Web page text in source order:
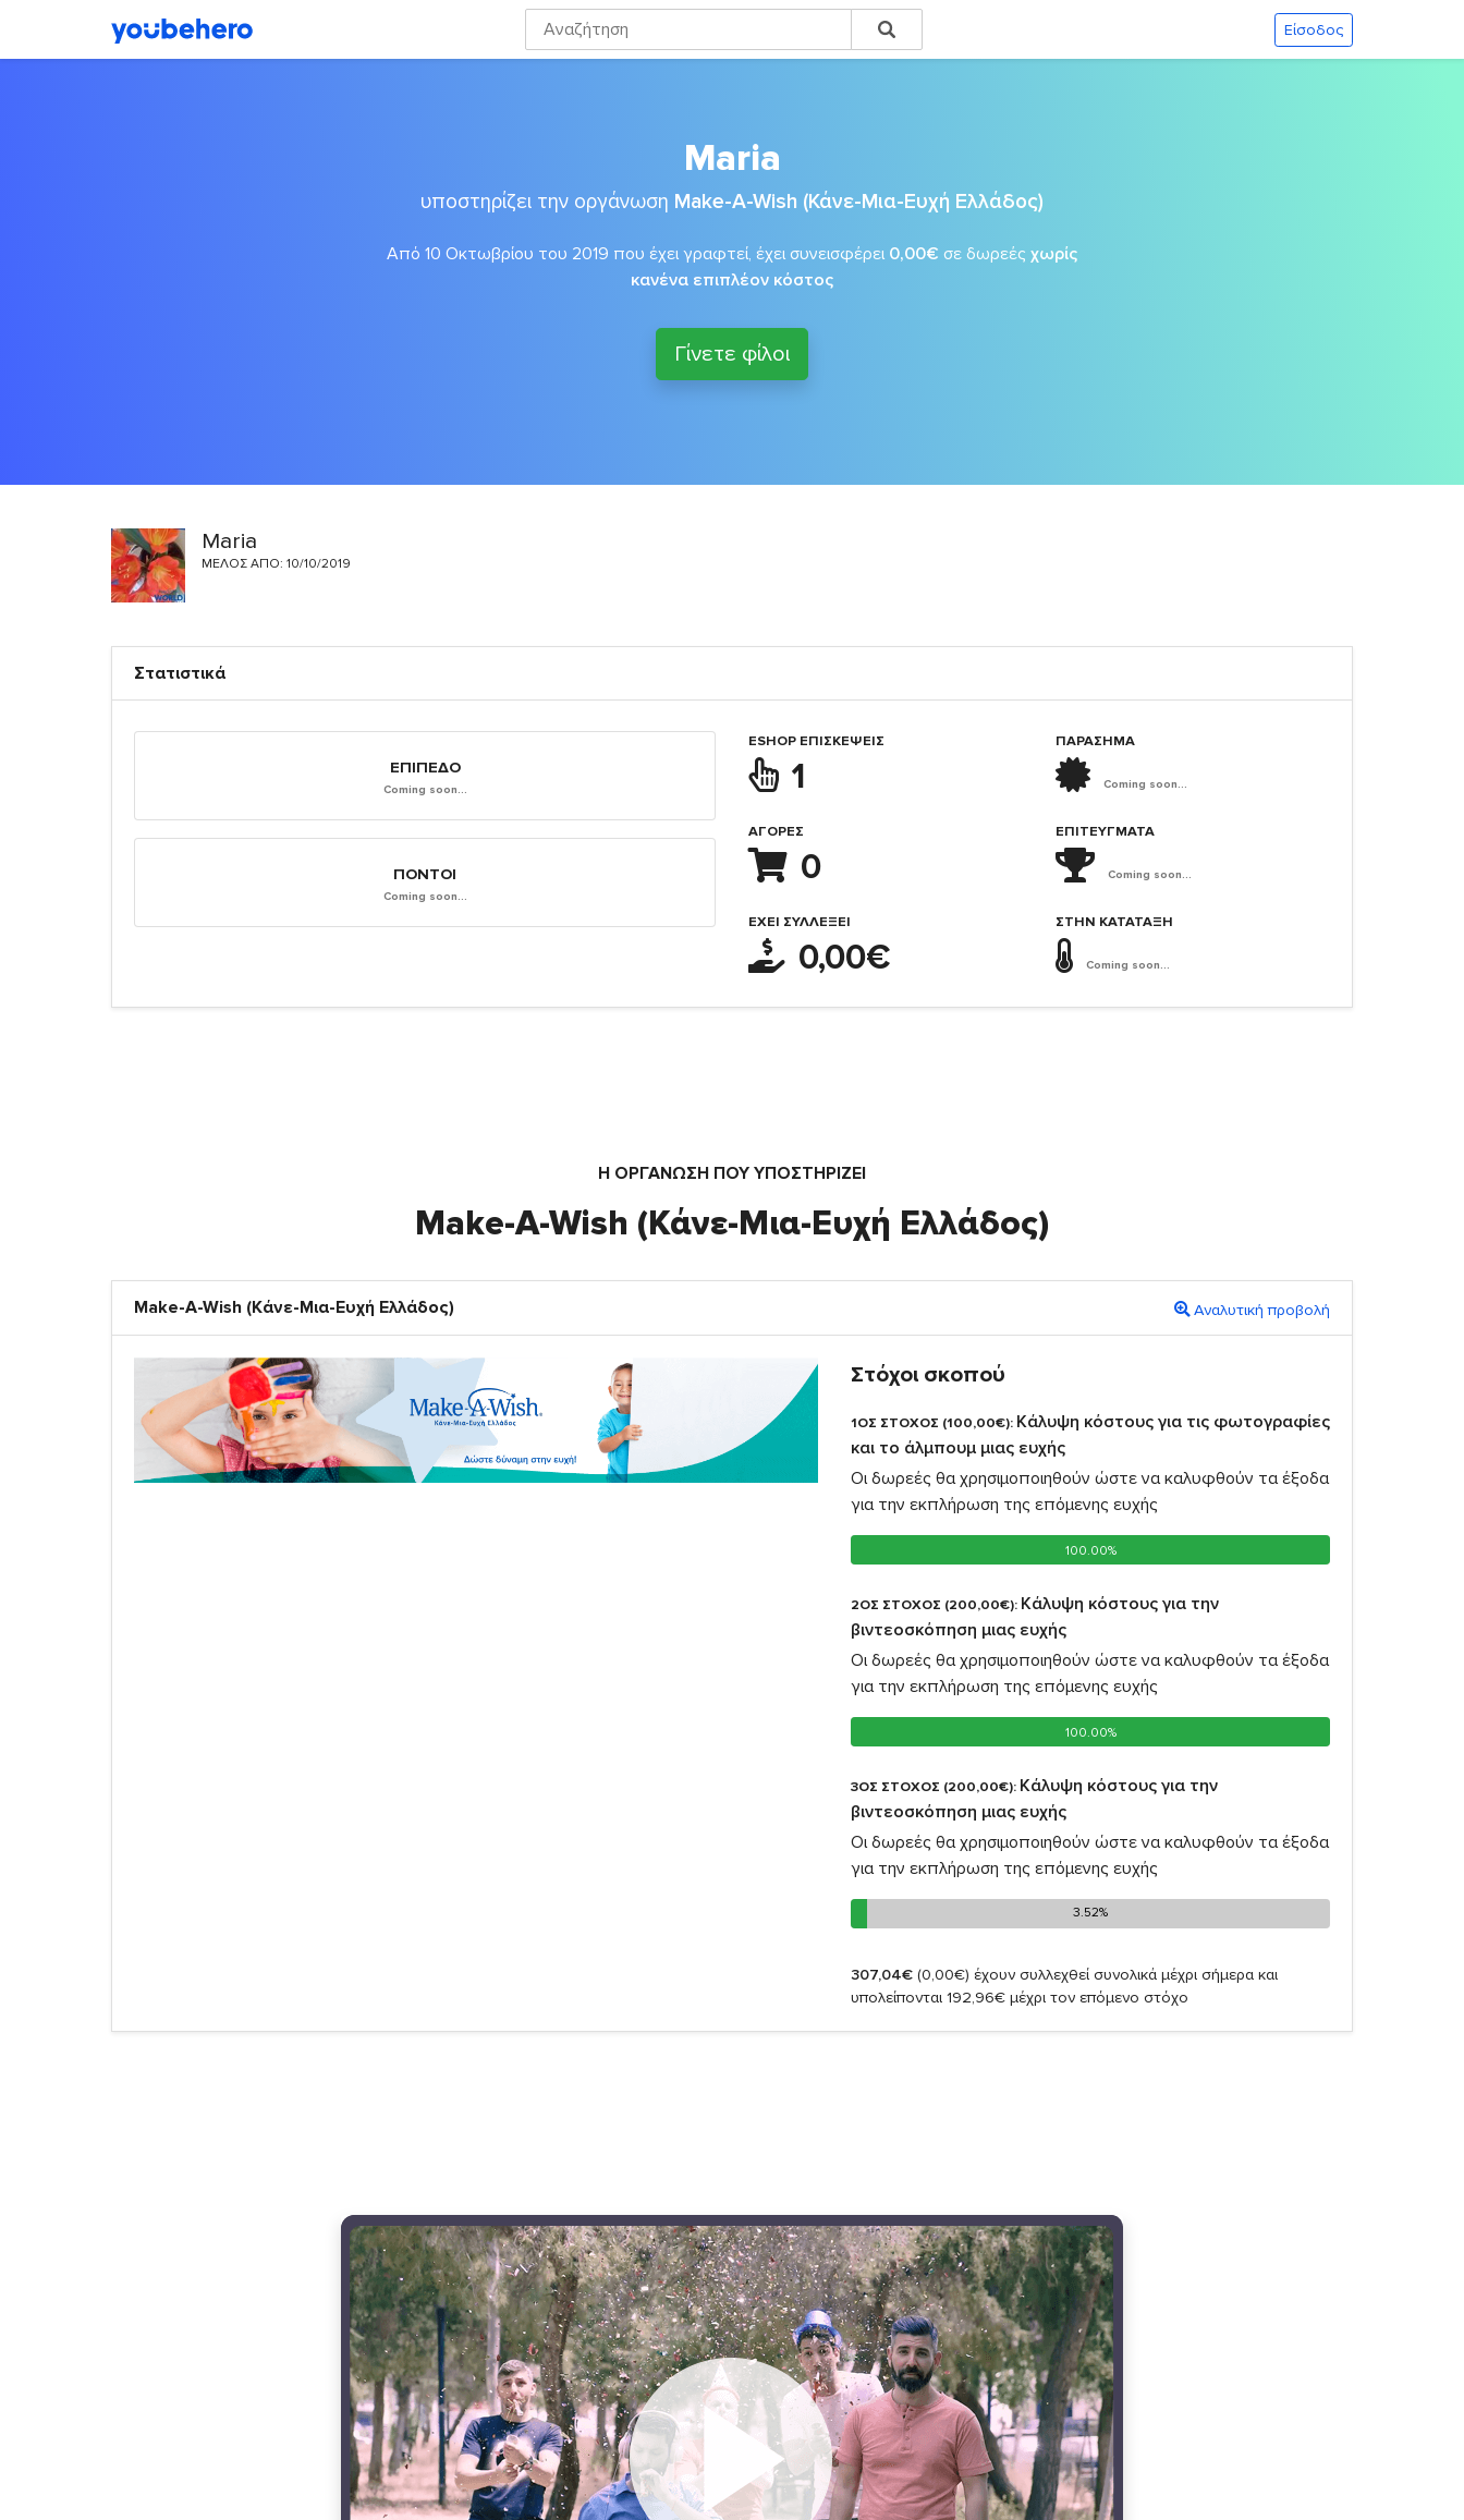
Είσοδος
Maria
υποστηρίζει την οργάνωση Make-A-Wish (Κάνε-Μια-Ευχή Ελλάδος)
Από 10 Οκτωβρίου του 2019 που έχει γραφτεί, έχει συνεισφέρει 0,00€ σε δωρεές χωρίς
κανένα επιπλέον κόστος
Γίνετε φίλοι
Maria
ΜΈΛΟΣ ΑΠΌ: 10/10/2019
Στατιστικά
ΕΠΊΠΕΔΟ
Coming soon...
ΠΌΝΤΟΙ
Coming soon...
ESHOP ΕΠΙΣΚΈΨΕΙΣ
1
ΑΓΟΡΈΣ
0
ΈΧΕΙ ΣΥΛΛΈΞΕΙ
0,00€
ΠΑΡΑΣΗΜΑ
Coming soon...
ΕΠΙΤΕΎΓΜΑΤΑ
Coming soon...
ΣΤΗΝ ΚΑΤΆΤΑΞΗ
Coming soon...
Η ΟΡΓΆΝΩΣΗ ΠΟΥ ΥΠΟΣΤΗΡΙΖΕΙ
Make-A-Wish (Κάνε-Μια-Ευχή Ελλάδος)
Make-A-Wish (Κάνε-Μια-Ευχή Ελλάδος) Αναλυτική προβολή
Στόχοι σκοπού
1ΟΣ ΣΤΟΧΟΣ (100,00€): Κάλυψη κόστους για τις φωτογραφίες
και το άλμπουμ μιας ευχής
Οι δωρεές θα χρησιμοποιηθούν ώστε να καλυφθούν τα έξοδα
για την εκπλήρωση της επόμενης ευχής
100.00%
100.00%
2ΟΣ ΣΤΟΧΟΣ (200,00€): Κάλυψη κόστους για την
βιντεοσκόπηση μιας ευχής
Οι δωρεές θα χρησιμοποιηθούν ώστε να καλυφθούν τα έξοδα
για την εκπλήρωση της επόμενης ευχής
100.00%
100.00%
3ΟΣ ΣΤΟΧΟΣ (200,00€): Κάλυψη κόστους για την
βιντεοσκόπηση μιας ευχής
Οι δωρεές θα χρησιμοποιηθούν ώστε να καλυφθούν τα έξοδα
για την εκπλήρωση της επόμενης ευχής
3.52%
3.52%
307,04€ (0,00€) έχουν συλλεχθεί συνολικά μέχρι σήμερα και
υπολείπονται 192,96€ μέχρι τον επόμενο στόχο